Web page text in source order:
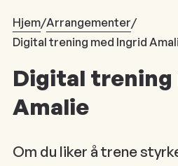
Hjem/Arrangementer/
Digital trening med Ingrid
Digital trening
Amalie
Om du liker å trene